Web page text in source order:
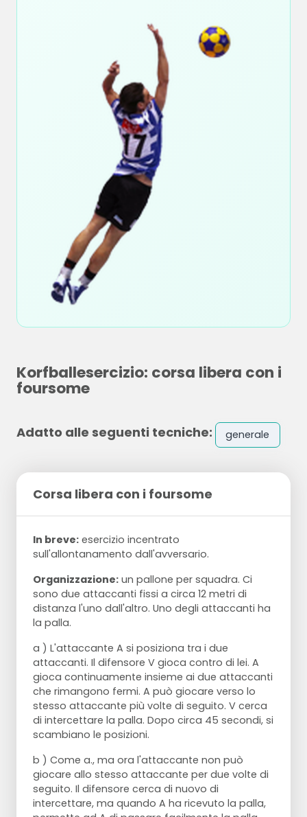
Korfballesercizio: corsa libera con i
foursome
Adatto alle seguenti tecniche: generale
Corsa libera con i foursome
In breve: esercizio incentrato
sull'allontanamento dall'avversario.
Organizzazione: un pallone per squadra. Ci
sono due attaccanti fissi a circa 12 metri di
distanza l'uno dall'altro. Uno degli attaccanti ha
la palla.
a ) L'attaccante A si posiziona tra i due
attaccanti. Il difensore V gioca contro di lei. A
gioca continuamente insieme ai due attaccanti
che rimangono fermi. A può giocare verso lo
stesso attaccante più volte di seguito. V cerca
di intercettare la palla. Dopo circa 45 secondi, si
scambiano le posizioni.
b ) Come a., ma ora l'attaccante non può
giocare allo stesso attaccante per due volte di
seguito. Il difensore cerca di nuovo di
intercettare, ma quando A ha ricevuto la palla,